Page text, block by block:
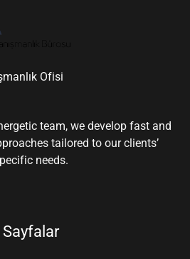
Ofisi
team, we develop fast and
tailored to our clients’
needs.
Sayfalar